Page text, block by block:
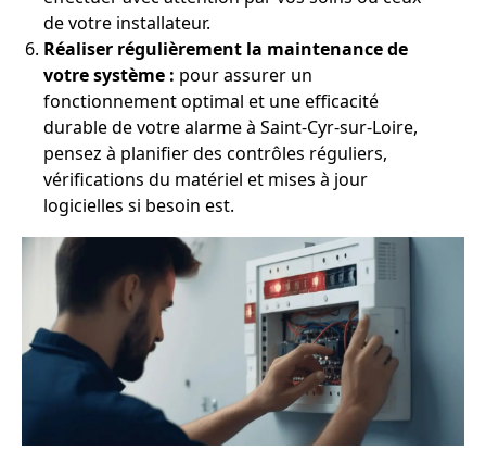
de votre installateur.
Réaliser régulièrement la maintenance de
votre système : pour assurer un
fonctionnement optimal et une efficacité
durable de votre alarme à Saint-Cyr-sur-Loire,
pensez à planifier des contrôles réguliers,
vérifications du matériel et mises à jour
logicielles si besoin est.